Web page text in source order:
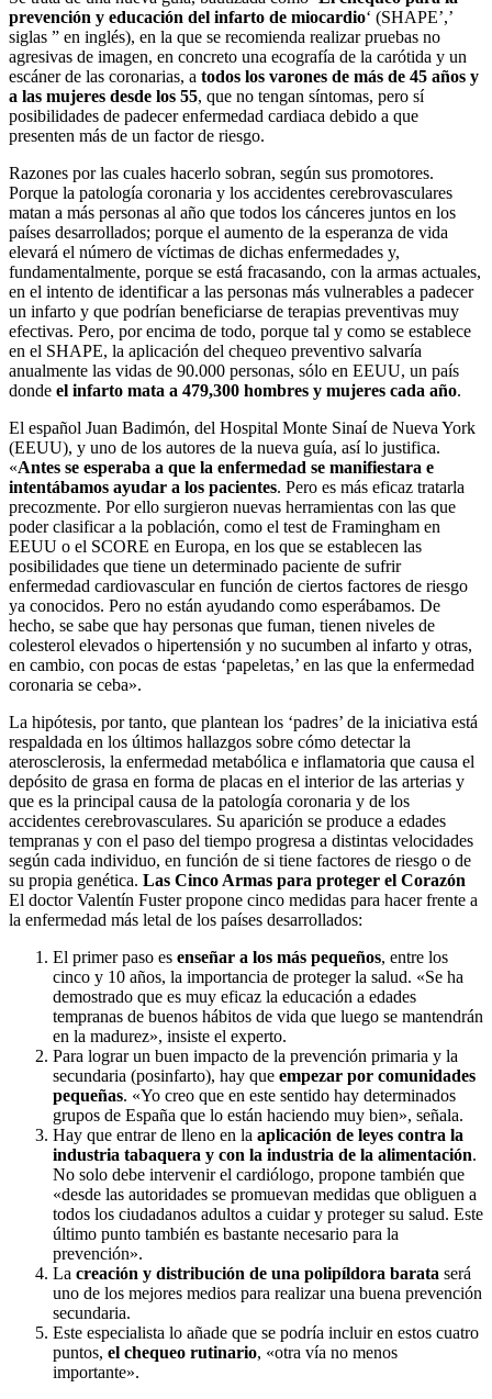
prevención y educación del infarto de miocardio‘ (SHAPE’,’
siglas ” en inglés), en la que se recomienda realizar pruebas no
agresivas de imagen, en concreto una ecografía de la carótida y un
escáner de las coronarias, a todos los varones de más de 45 años y
a las mujeres desde los 55, que no tengan síntomas, pero sí
posibilidades de padecer enfermedad cardiaca debido a que
presenten más de un factor de riesgo.
Razones por las cuales hacerlo sobran, según sus promotores.
Porque la patología coronaria y los accidentes cerebrovasculares
matan a más personas al año que todos los cánceres juntos en los
países desarrollados; porque el aumento de la esperanza de vida
elevará el número de víctimas de dichas enfermedades y,
fundamentalmente, porque se está fracasando, con la armas actuales,
en el intento de identificar a las personas más vulnerables a padecer
un infarto y que podrían beneficiarse de terapias preventivas muy
efectivas. Pero, por encima de todo, porque tal y como se establece
en el SHAPE, la aplicación del chequeo preventivo salvaría
anualmente las vidas de 90.000 personas, sólo en EEUU, un país
donde el infarto mata a 479,300 hombres y mujeres cada año.
El español Juan Badimón, del Hospital Monte Sinaí de Nueva York
(EEUU), y uno de los autores de la nueva guía, así lo justifica.
«Antes se esperaba a que la enfermedad se manifiestara e
intentábamos ayudar a los pacientes. Pero es más eficaz tratarla
precozmente. Por ello surgieron nuevas herramientas con las que
poder clasificar a la población, como el test de Framingham en
EEUU o el SCORE en Europa, en los que se establecen las
posibilidades que tiene un determinado paciente de sufrir
enfermedad cardiovascular en función de ciertos factores de riesgo
ya conocidos. Pero no están ayudando como esperábamos. De
hecho, se sabe que hay personas que fuman, tienen niveles de
colesterol elevados o hipertensión y no sucumben al infarto y otras,
en cambio, con pocas de estas ‘papeletas,’ en las que la enfermedad
coronaria se ceba».
La hipótesis, por tanto, que plantean los ‘padres’ de la iniciativa está
respaldada en los últimos hallazgos sobre cómo detectar la
aterosclerosis, la enfermedad metabólica e inflamatoria que causa el
depósito de grasa en forma de placas en el interior de las arterias y
que es la principal causa de la patología coronaria y de los
accidentes cerebrovasculares. Su aparición se produce a edades
tempranas y con el paso del tiempo progresa a distintas velocidades
según cada individuo, en función de si tiene factores de riesgo o de
su propia genética. Las Cinco Armas para proteger el Corazón
El doctor Valentín Fuster propone cinco medidas para hacer frente a
la enfermedad más letal de los países desarrollados:
El primer paso es enseñar a los más pequeños, entre los
cinco y 10 años, la importancia de proteger la salud. «Se ha
demostrado que es muy eficaz la educación a edades
tempranas de buenos hábitos de vida que luego se mantendrán
en la madurez», insiste el experto.
Para lograr un buen impacto de la prevención primaria y la
secundaria (posinfarto), hay que empezar por comunidades
pequeñas. «Yo creo que en este sentido hay determinados
grupos de España que lo están haciendo muy bien», señala.
Hay que entrar de lleno en la aplicación de leyes contra la
industria tabaquera y con la industria de la alimentación.
No solo debe intervenir el cardiólogo, propone también que
«desde las autoridades se promuevan medidas que obliguen a
todos los ciudadanos adultos a cuidar y proteger su salud. Este
último punto también es bastante necesario para la
prevención».
La creación y distribución de una polipíldora barata será
uno de los mejores medios para realizar una buena prevención
secundaria.
Este especialista lo añade que se podría incluir en estos cuatro
puntos, el chequeo rutinario, «otra vía no menos
importante».